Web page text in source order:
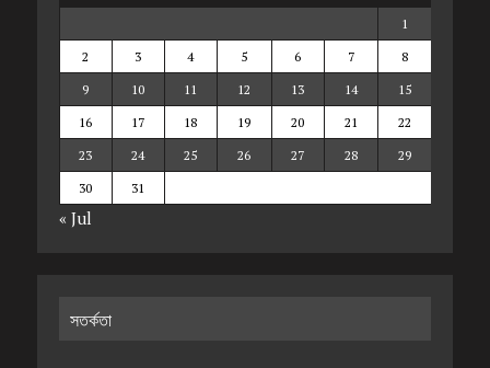
1
2
3 4 5 6 7
8
9
10 11 12 13 14
15
16
17 18 19 20 21
22
23
24 25 26 27 28
29
30
31
« Jul
সতর্কতা